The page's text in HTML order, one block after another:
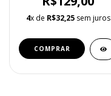
4x de R$32,25sem juros